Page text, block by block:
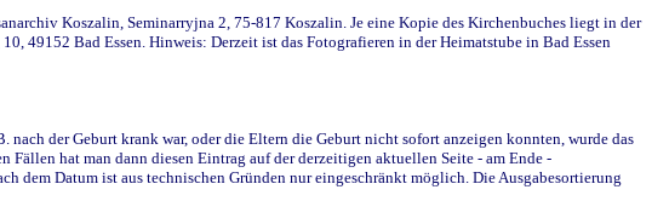
Koszalin, Seminarryjna 2, 75-817 Koszalin. Je eine Kopie des Kirchenbuches liegt in der
49152 Bad Essen. Hinweis: Derzeit ist das Fotografieren in der Heimatstube in Bad Essen
der Geburt krank war, oder die Eltern die Geburt nicht sofort anzeigen konnten, wurde das
hat man dann diesen Eintrag auf der derzeitigen aktuellen Seite - am Ende -
dem Datum ist aus technischen Gründen nur eingeschränkt möglich. Die Ausgabesortierung